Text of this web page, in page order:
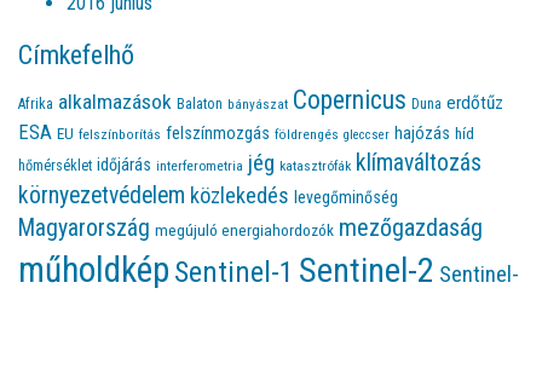
Címkefelhő
Afrika alkalmazások Balaton bányászat Copernicus Duna erdőtűz
ESA EU felszínborítás felszínmozgás földrengés gleccser hajózás híd
hőmérséklet időjárás interferometria jég katasztrófák klímaváltozás
környezetvédelem közlekedés levegőminőség
Magyarország megújuló energiahordozók mezőgazdaság
műholdkép Sentinel-1 Sentinel-2 Sentinel-